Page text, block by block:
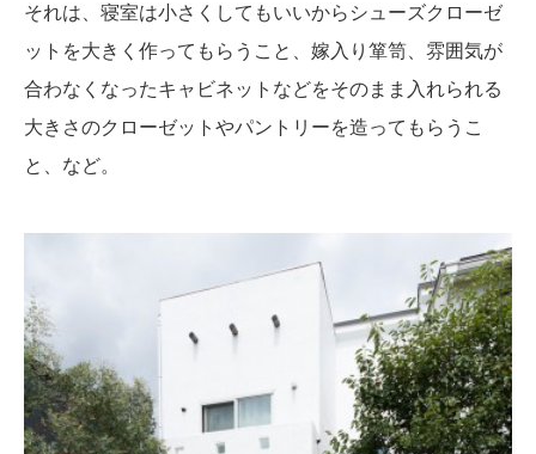
それは、寝室は小さくしてもいいからシューズクローゼ
ットを大きく作ってもらうこと、嫁入り箪笥、雰囲気が
合わなくなったキャビネットなどをそのまま入れられる
大きさのクローゼットやパントリーを造ってもらうこ
と、など。